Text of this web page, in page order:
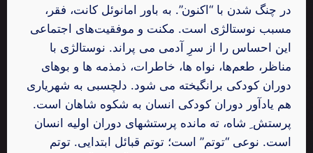
در چنگ شدن با “اکنون”. به باور امانوئل کانت، فقر،
مسبب نوستالژی است. مکنت و موفقیت‌های اجتماعی
این احساس را از سرِ آدمی می پراند. نوستالژی با
مناظر، طعم‌ها، نواه ها، خاطرات، ذمذمه ها و بوهای
دوران کودکی برانگیخته می شود. دلچسبی به شهریاری
هم یادآور دوران کودکی انسان به شکوه شاهان است.
پرستش ِ شاه، ته مانده پرستشهای دوران اولیه انسان
است. نوعی “توتم” است؛ توتم قبائل ابتدایی. توتم